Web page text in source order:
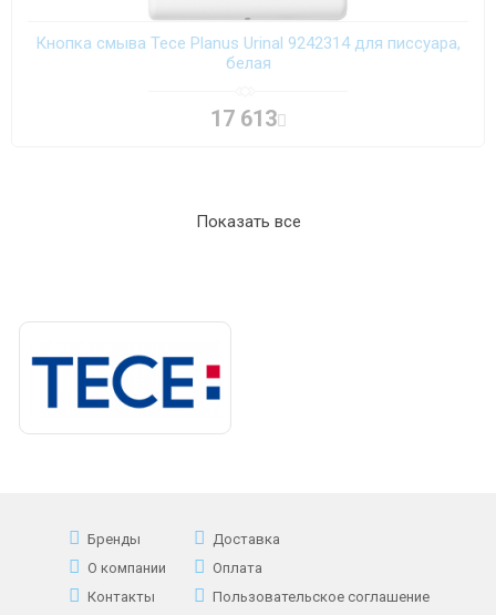
Кнопка смыва Tece Planus Urinal 9242314 для писсуара,
белая
17 613
Показать все
Бренды
О компании
Контакты
Доставка
Оплата
Пользовательское соглашение